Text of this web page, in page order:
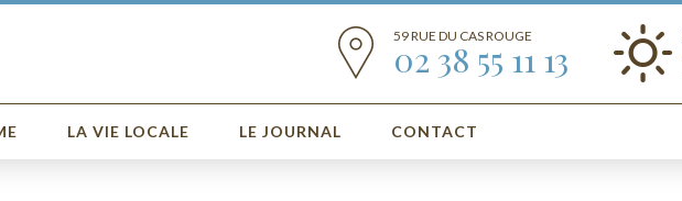
59 RUE DU CAS ROUGE
02 38 55 11 13
LA VIE LOCALE LE JOURNAL CONTACT